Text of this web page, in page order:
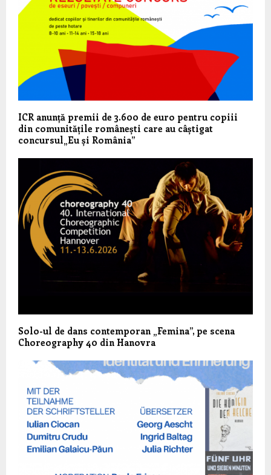
ICR anunță premii de 3.600 de euro pentru copiii
din comunitățile românești care au câștigat
concursul„Eu și România”
Solo-ul de dans contemporan „Femina”, pe scena
Choreography 40 din Hanovra